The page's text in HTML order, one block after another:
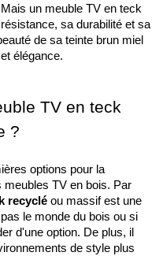
un meuble TV en teck
sa durabilité et sa
de sa teinte brun miel
élégance.
TV en teck
?
options pour la
meubles TV en bois. Par
recyclé ou massif est une
le monde du bois ou si
d'une option. De plus, il
de style plus